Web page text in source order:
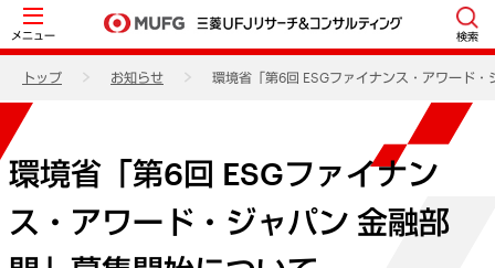
メニュー 検索
トップ お知らせ 環境省「第6回 ESGファイナンス・アワード
環境省「第6回 ESGファイナン
ス・アワード・ジャパン 金融部